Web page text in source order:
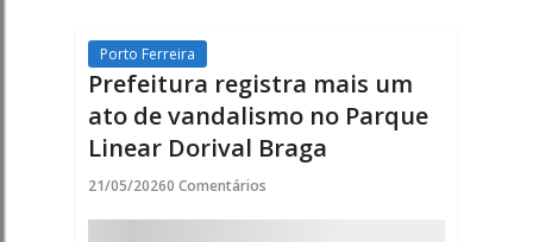
vandalismo
no
Parque
Linear
Porto Ferreira
Prefeitura registra mais um
ato de vandalismo no Parque
Linear Dorival Braga
21/05/20260 Comentários